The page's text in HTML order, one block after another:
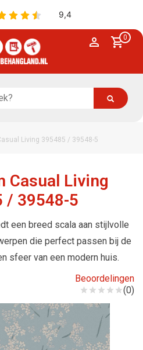
0
Living 395485 / 39548-5
Casual Living
/ 39548-5
een breed scala aan stijlvolle
die perfect passen bij de
sfeer van een modern huis.
Beoordelingen
(0)